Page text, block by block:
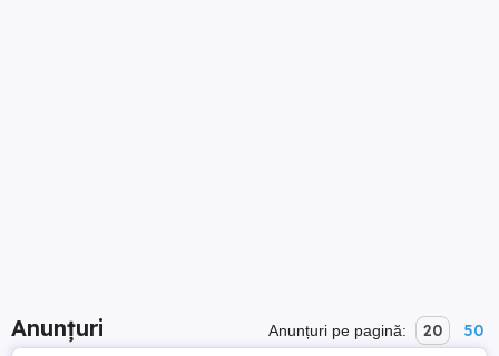
Anunțuri Anunțuri pe pagină: 20 50